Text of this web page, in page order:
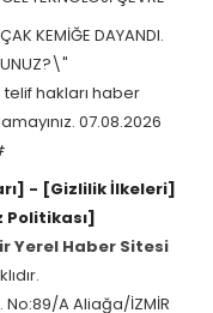
KEMİĞE DAYANDI.
hakları haber
07.08.2026
- [Gizlilik İlkeleri]
Politikası]
Yerel Haber Sitesi
No:89/A Aliağa/İZMİR